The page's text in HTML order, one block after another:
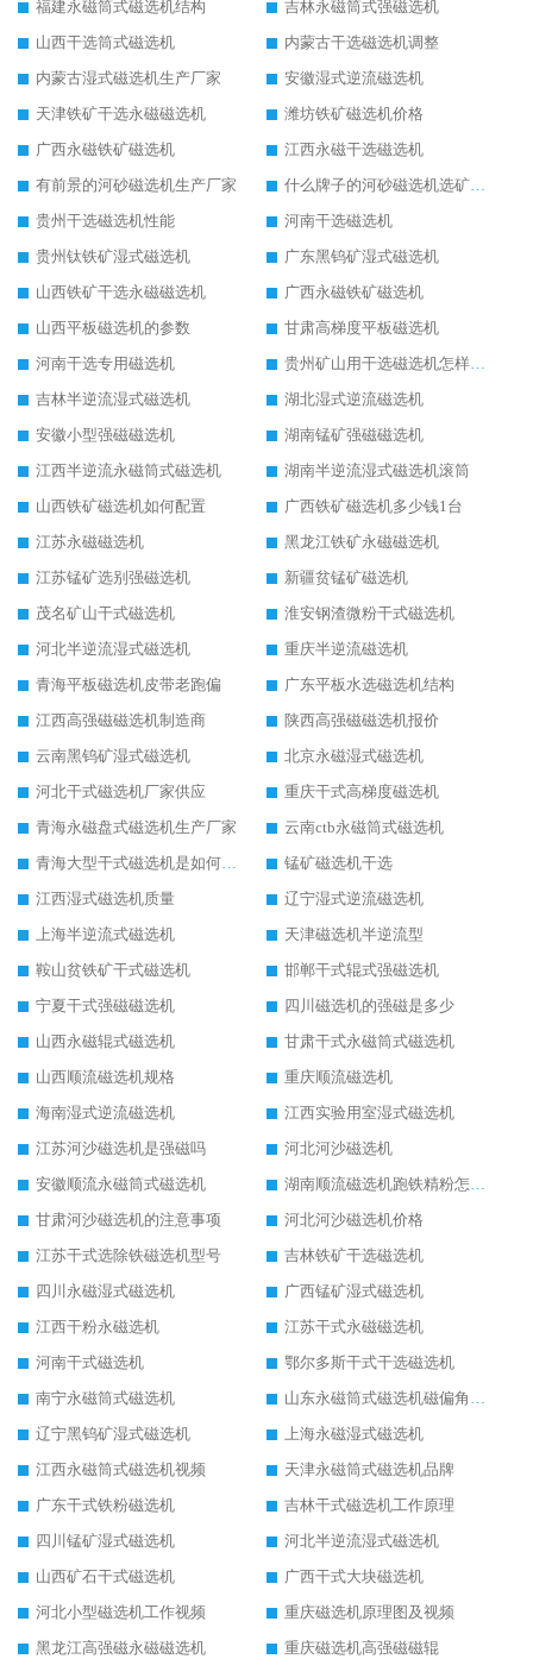
福建永磁筒式磁选机结构
吉林永磁筒式强磁选机
山西干选筒式磁选机
内蒙古干选磁选机调整
内蒙古湿式磁选机生产厂家
安徽湿式逆流磁选机
天津铁矿干选永磁磁选机
潍坊铁矿磁选机价格
广西永磁铁矿磁选机
江西永磁干选磁选机
有前景的河砂磁选机生产厂家
什么牌子的河砂磁选机选矿效果好
贵州干选磁选机性能
河南干选磁选机
贵州钛铁矿湿式磁选机
广东黑钨矿湿式磁选机
山西铁矿干选永磁磁选机
广西永磁铁矿磁选机
山西平板磁选机的参数
甘肃高梯度平板磁选机
河南干选专用磁选机
贵州矿山用干选磁选机怎样调磁
吉林半逆流湿式磁选机
湖北湿式逆流磁选机
安徽小型强磁磁选机
湖南锰矿强磁磁选机
江西半逆流永磁筒式磁选机
湖南半逆流湿式磁选机滚筒
山西铁矿磁选机如何配置
广西铁矿磁选机多少钱1台
江苏永磁磁选机
黑龙江铁矿永磁磁选机
江苏锰矿选别强磁选机
新疆贫锰矿磁选机
茂名矿山干式磁选机
淮安钢渣微粉干式磁选机
河北半逆流湿式磁选机
重庆半逆流磁选机
青海平板磁选机皮带老跑偏
广东平板水选磁选机结构
江西高强磁磁选机制造商
陕西高强磁磁选机报价
云南黑钨矿湿式磁选机
北京永磁湿式磁选机
河北干式磁选机厂家供应
重庆干式高梯度磁选机
青海永磁盘式磁选机生产厂家
云南ctb永磁筒式磁选机
青海大型干式磁选机是如何选矿的
锰矿磁选机干选
江西湿式磁选机质量
辽宁湿式逆流磁选机
上海半逆流式磁选机
天津磁选机半逆流型
鞍山贫铁矿干式磁选机
邯郸干式辊式强磁选机
宁夏干式强磁磁选机
四川磁选机的强磁是多少
山西永磁辊式磁选机
甘肃干式永磁筒式磁选机
山西顺流磁选机规格
重庆顺流磁选机
海南湿式逆流磁选机
江西实验用室湿式磁选机
江苏河沙磁选机是强磁吗
河北河沙磁选机
安徽顺流永磁筒式磁选机
湖南顺流磁选机跑铁精粉怎么处理
甘肃河沙磁选机的注意事项
河北河沙磁选机价格
江苏干式选除铁磁选机型号
吉林铁矿干选磁选机
四川永磁湿式磁选机
广西锰矿湿式磁选机
江西干粉永磁选机
江苏干式永磁磁选机
河南干式磁选机
鄂尔多斯干式干选磁选机
南宁永磁筒式磁选机
山东永磁筒式磁选机磁偏角怎么调整
辽宁黑钨矿湿式磁选机
上海永磁湿式磁选机
江西永磁筒式磁选机视频
天津永磁筒式磁选机品牌
广东干式铁粉磁选机
吉林干式磁选机工作原理
四川锰矿湿式磁选机
河北半逆流湿式磁选机
山西矿石干式磁选机
广西干式大块磁选机
河北小型磁选机工作视频
重庆磁选机原理图及视频
黑龙江高强磁永磁磁选机
重庆磁选机高强磁磁辊